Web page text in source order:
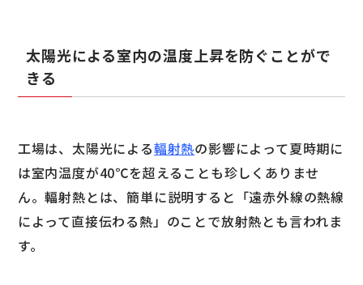
太陽光による室内の温度上昇を防ぐことがで
きる
工場は、太陽光による輻射熱の影響によって夏時期に
は室内温度が40℃を超えることも珍しくありませ
ん。輻射熱とは、簡単に説明すると「遠赤外線の熱線
によって直接伝わる熱」のことで放射熱とも言われま
す。